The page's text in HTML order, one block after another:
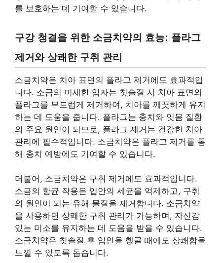
를 보호하는 데 기여할 수 있습니다.
구강 청결을 위한 소금치약의 효능: 플라그
제거와 상쾌한 구취 관리
소금치약은 치아 표면의 플라그 제거에도 효과적입
니다. 소금의 미세한 입자는 칫솔질 시 치아 표면의
플라그를 부드럽게 제거하여, 치아를 깨끗하게 유지
하는 데 도움을 줍니다. 플라그는 충치와 잇몸 질환
의 주요 원인이 되므로, 플라그 제거는 건강한 치아
관리에 필수적입니다. 소금치약은 플라그 제거를 통
해 충치 예방에도 기여할 수 있습니다.
더불어, 소금치약은 구취 제거에도 효과적입니다.
소금의 항균 작용은 입안의 세균을 억제하고, 구취
의 원인이 되는 유해 물질을 제거합니다. 소금치약
을 사용하면 상쾌한 구취 관리가 가능하며, 자신감
있는 미소를 유지하는 데 도움을 받을 수 있습니다.
소금치약은 칫솔질 후 입안을 헹굴 때에도 상쾌함을
느낄 수 있도록 돕습니다.